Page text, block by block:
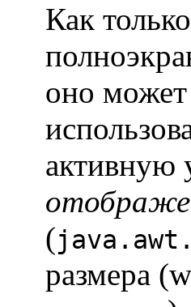
Как
оно
активную
(
размера